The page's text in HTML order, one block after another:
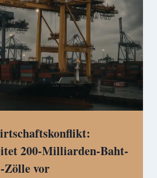
200-Milliarden-Baht-
Zölle vor